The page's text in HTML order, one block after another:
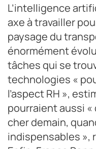
Transports Fontan, le
Poublan (Bigorre
TAF et TZP), Odile
Christian Colinet
Crédit photo : Gwenaëlle
L’intelligence
axe à travailler
paysage du
énormément
tâches qui se
technologies «
l’aspect RH »,
pourraient aussi
cher demain,
indispensables »,